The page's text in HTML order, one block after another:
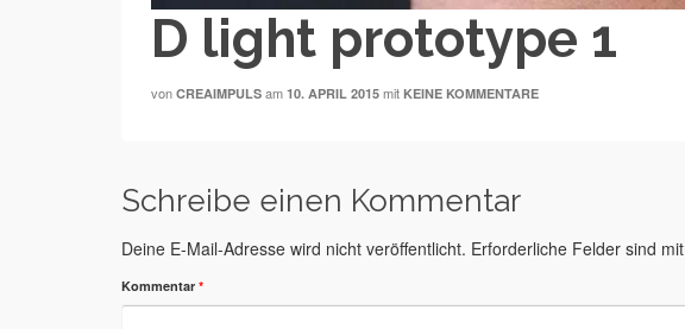
D light prototype 1
von CREAIMPULS am 10. APRIL 2015 mit KEINE KOMMENTARE
Schreibe einen Kommentar
Deine E-Mail-Adresse wird nicht veröffentlicht. Erforderliche Felder sind mit
Kommentar *